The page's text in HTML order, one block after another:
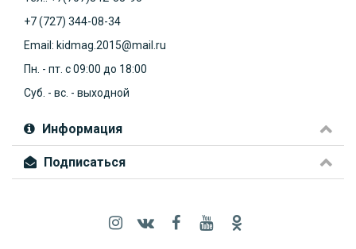
+7 (727) 344-08-34
Email: kidmag.2015@mail.ru
Пн. - пт. с 09:00 до 18:00
Суб. - вс. - выходной
Информация
Подписаться